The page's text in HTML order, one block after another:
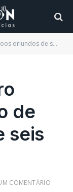
de seis países
de
seis
COMENTÁRIO